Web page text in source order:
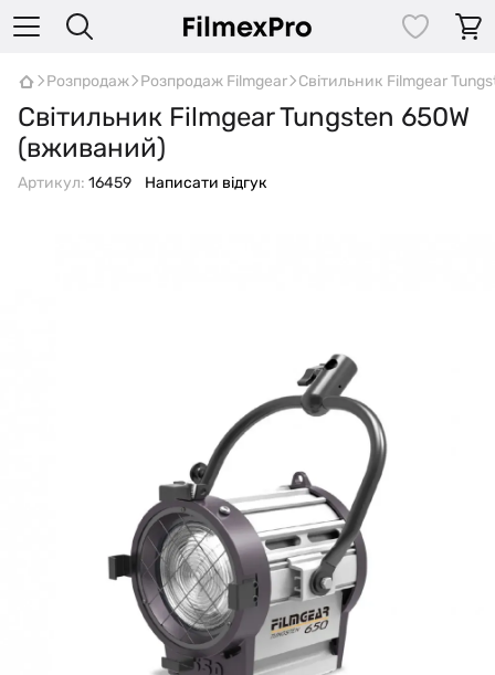
Розпродаж Розпродаж Filmgear Світильник Filmgear
Світильник Filmgear Tungsten 650W
(вживаний)
Артикул: 16459 Написати відгук